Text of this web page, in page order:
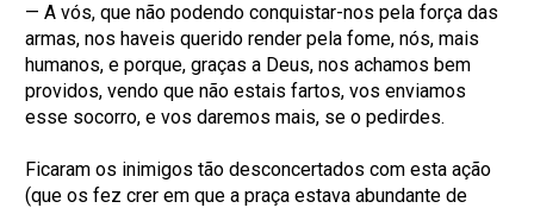
— A vós, que não podendo conquistar-nos pela força das
armas, nos haveis querido render pela fome, nós, mais
humanos, e porque, graças a Deus, nos achamos bem
providos, vendo que não estais fartos, vos enviamos
esse socorro, e vos daremos mais, se o pedirdes.
Ficaram os inimigos tão desconcertados com esta ação
(que os fez crer em que a praça estava abundante de